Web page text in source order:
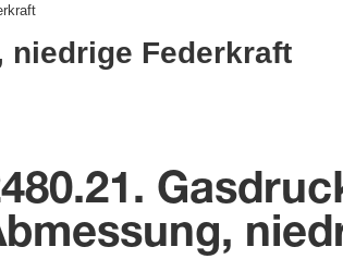
niedrige Federkraft